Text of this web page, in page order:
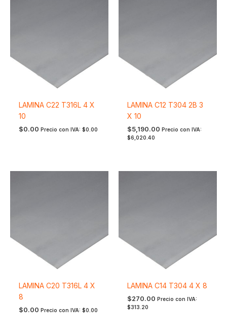
LAMINA C22 T316L 4 X
10
$0.00 Precio con IVA: $0.00
LAMINA C12 T304 2B 3
X 10
$5,190.00 Precio con IVA:
$6,020.40
LAMINA C20 T316L 4 X
8
$0.00 Precio con IVA: $0.00
LAMINA C14 T304 4 X 8
$270.00 Precio con IVA:
$313.20